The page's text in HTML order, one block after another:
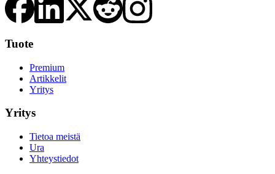
Tuote
Premium
Artikkelit
Yritys
Yritys
Tietoa meistä
Ura
Yhteystiedot